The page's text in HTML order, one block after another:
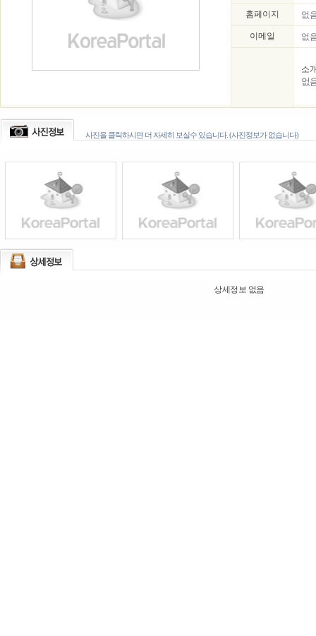
홈페이지 없
이메일 없
소
없
사진을 클릭하시면 더 자세히 보실수 있습니다. (사진정보가 없습니다)
상세정보 없음